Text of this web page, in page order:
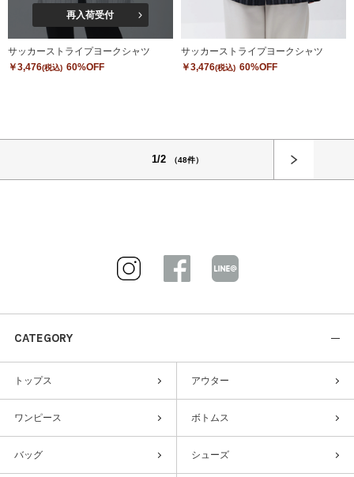
再入荷受付
サッカーストライプヨークシャツ
￥3,476(税込) 60%OFF
サッカーストライプヨークシャツ
￥3,476(税込) 60%OFF
1/2 （48件）
CATEGORY
トップス アウター
ワンピース ボトムス
バッグ シューズ